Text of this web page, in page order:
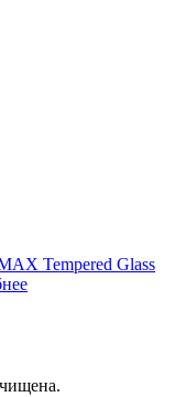
Tempered Glass